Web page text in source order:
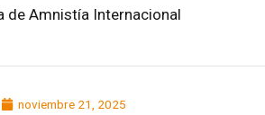
de Amnistía Internacional
noviembre 21, 2025